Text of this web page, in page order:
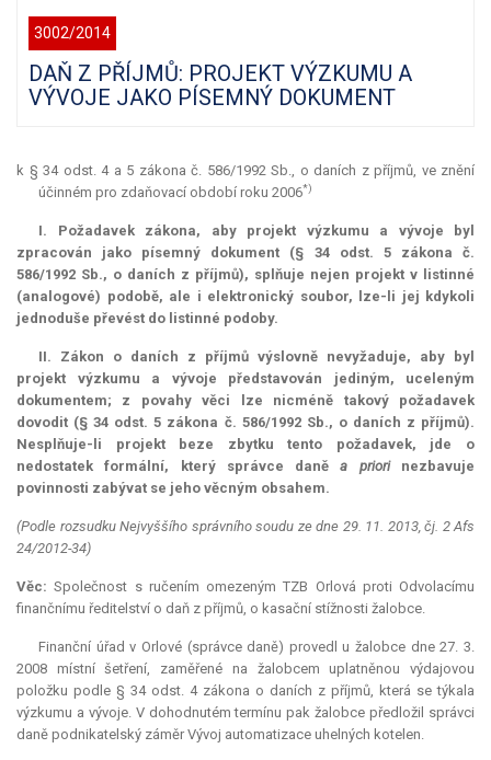
3002/2014
DAŇ Z PŘÍJMŮ: PROJEKT VÝZKUMU A
VÝVOJE JAKO PÍSEMNÝ DOKUMENT
k § 34 odst. 4 a 5 zákona č. 586/1992 Sb., o daních z příjmů, ve znění
účinném pro zdaňovací období roku 2006*)
I. Požadavek zákona, aby projekt výzkumu a vývoje byl
zpracován jako písemný dokument (§ 34 odst. 5 zákona č.
586/1992 Sb., o daních z příjmů), splňuje nejen projekt v listinné
(analogové) podobě, ale i elektronický soubor, lze-li jej kdykoli
jednoduše převést do listinné podoby.
II. Zákon o daních z příjmů výslovně nevyžaduje, aby byl
projekt výzkumu a vývoje představován jediným, uceleným
dokumentem; z povahy věci lze nicméně takový požadavek
dovodit (§ 34 odst. 5 zákona č. 586/1992 Sb., o daních z příjmů).
Nesplňuje-li projekt beze zbytku tento požadavek, jde o
nedostatek formální, který správce daněa priori
nezbavuje
povinnosti zabývat se jeho věcným obsahem.
(Podle rozsudku Nejvyššího správního soudu ze dne 29. 11. 2013, čj. 2 Afs
24/2012-34)
Věc:Společnost s ručením omezeným TZB Orlová proti Odvolacímu
finančnímu ředitelství o daň z příjmů, o kasační stížnosti žalobce.
Finanční úřad v Orlové (správce daně) provedl u žalobce dne 27. 3.
2008 místní šetření, zaměřené na žalobcem uplatněnou výdajovou
položku podle § 34 odst. 4 zákona o daních z příjmů, která se týkala
výzkumu a vývoje. V dohodnutém termínu pak žalobce předložil správci
daně podnikatelský záměr Vývoj automatizace uhelných kotelen.